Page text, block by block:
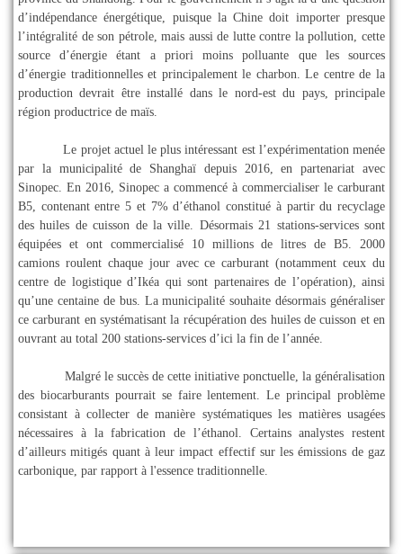
d’indépendance énergétique, puisque la Chine doit importer presque
l’intégralité de son pétrole, mais aussi de lutte contre la pollution, cette
source d’énergie étant a priori moins polluante que les sources
d’énergie traditionnelles et principalement le charbon. Le centre de la
production devrait être installé dans le nord-est du pays, principale
région productrice de maïs.
Le projet actuel le plus intéressant est l’expérimentation menée
par la municipalité de Shanghaï depuis 2016, en partenariat avec
Sinopec. En 2016, Sinopec a commencé à commercialiser le carburant
B5, contenant entre 5 et 7% d’éthanol constitué à partir du recyclage
des huiles de cuisson de la ville. Désormais 21 stations-services sont
équipées et ont commercialisé 10 millions de litres de B5. 2000
camions roulent chaque jour avec ce carburant (notamment ceux du
centre de logistique d’Ikéa qui sont partenaires de l’opération), ainsi
qu’une centaine de bus. La municipalité souhaite désormais généraliser
ce carburant en systématisant la récupération des huiles de cuisson et en
ouvrant au total 200 stations-services d’ici la fin de l’année.
Malgré le succès de cette initiative ponctuelle, la généralisation
des biocarburants pourrait se faire lentement. Le principal problème
consistant à collecter de manière systématiques les matières usagées
nécessaires à la fabrication de l’éthanol. Certains analystes restent
d’ailleurs mitigés quant à leur impact effectif sur les émissions de gaz
carbonique, par rapport à l'essence traditionnelle.